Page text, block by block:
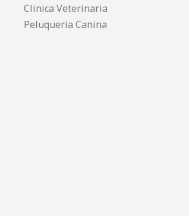
Clinica Veterinaria
Peluqueria Canina